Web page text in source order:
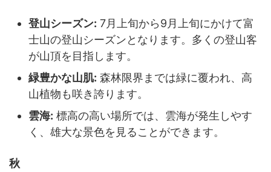
登山シーズン: 7月上旬から9月上旬にかけて富
士山の登山シーズンとなります。多くの登山客
が山頂を目指します。
緑豊かな山肌: 森林限界までは緑に覆われ、高
山植物も咲き誇ります。
雲海: 標高の高い場所では、雲海が発生しやす
く、雄大な景色を見ることができます。
秋